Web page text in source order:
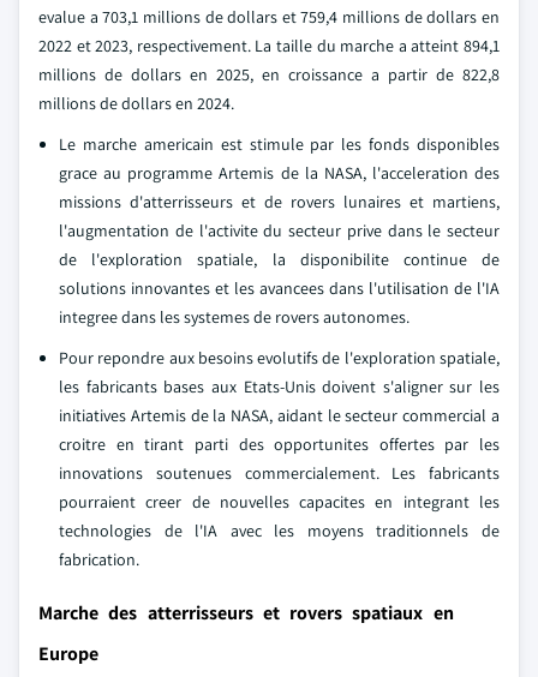
evalue a 703,1 millions de dollars et 759,4 millions de dollars en
2022 et 2023, respectivement. La taille du marche a atteint 894,1
millions de dollars en 2025, en croissance a partir de 822,8
millions de dollars en 2024.
Le marche americain est stimule par les fonds disponibles
grace au programme Artemis de la NASA, l'acceleration des
missions d'atterrisseurs et de rovers lunaires et martiens,
l'augmentation de l'activite du secteur prive dans le secteur
de l'exploration spatiale, la disponibilite continue de
solutions innovantes et les avancees dans l'utilisation de l'IA
integree dans les systemes de rovers autonomes.
Pour repondre aux besoins evolutifs de l'exploration spatiale,
les fabricants bases aux Etats-Unis doivent s'aligner sur les
initiatives Artemis de la NASA, aidant le secteur commercial a
croitre en tirant parti des opportunites offertes par les
innovations soutenues commercialement. Les fabricants
pourraient creer de nouvelles capacites en integrant les
technologies de l'IA avec les moyens traditionnels de
fabrication.
Marche des atterrisseurs et rovers spatiaux en
Europe